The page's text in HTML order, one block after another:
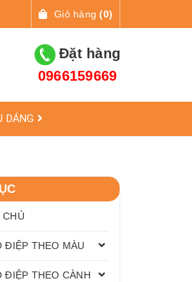
Giỏ hàng (0)
Đặt hàng
0966159669
DÁNG
CHỦ
ĐIỆP THEO MÀU
ĐIỆP THEO CÀNH